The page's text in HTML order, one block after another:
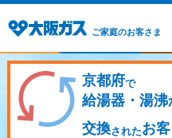
ご家庭のお客さま
京都府で
給湯器・湯沸
交換されたお